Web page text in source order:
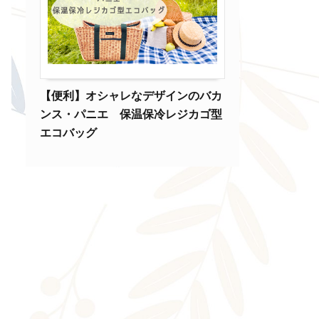
【便利】オシャレなデザインのバカ
ンス・パニエ 保温保冷レジカゴ型
エコバッグ